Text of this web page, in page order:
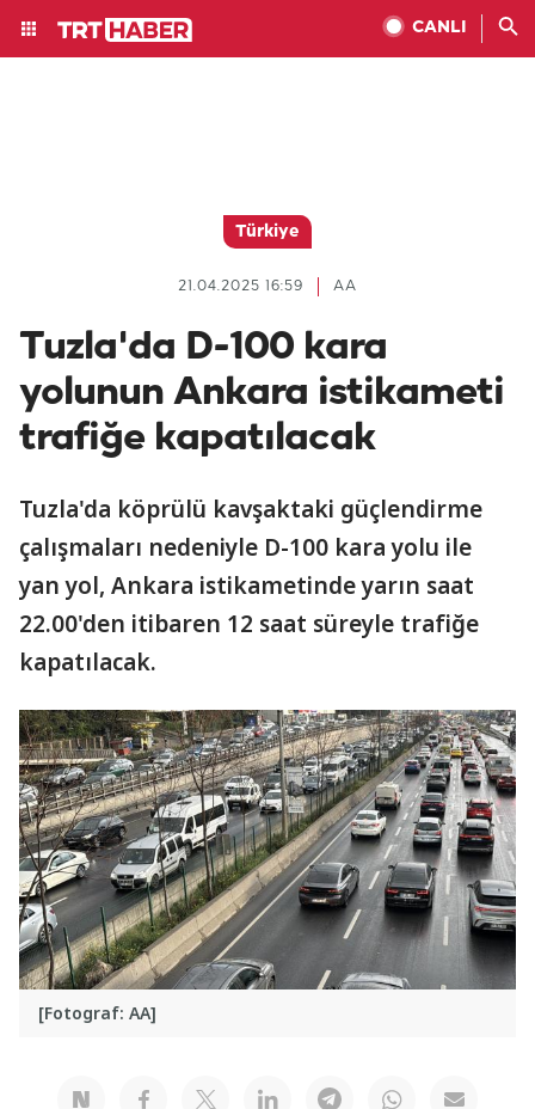
CANLI
Türkiye
AA
21.04.2025 16:59
Tuzla'da D-100 kara
yolunun Ankara istikameti
trafiğe kapatılacak
Tuzla'da köprülü kavşaktaki güçlendirme
çalışmaları nedeniyle D-100 kara yolu ile
yan yol, Ankara istikametinde yarın saat
22.00'den itibaren 12 saat süreyle trafiğe
kapatılacak.
[Fotograf: AA]